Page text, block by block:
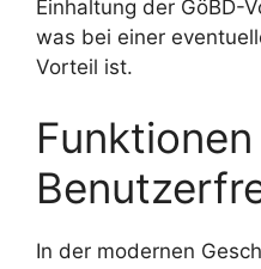
Einhaltung der GöBD-
was bei einer
Vorteil ist.
In der modernen